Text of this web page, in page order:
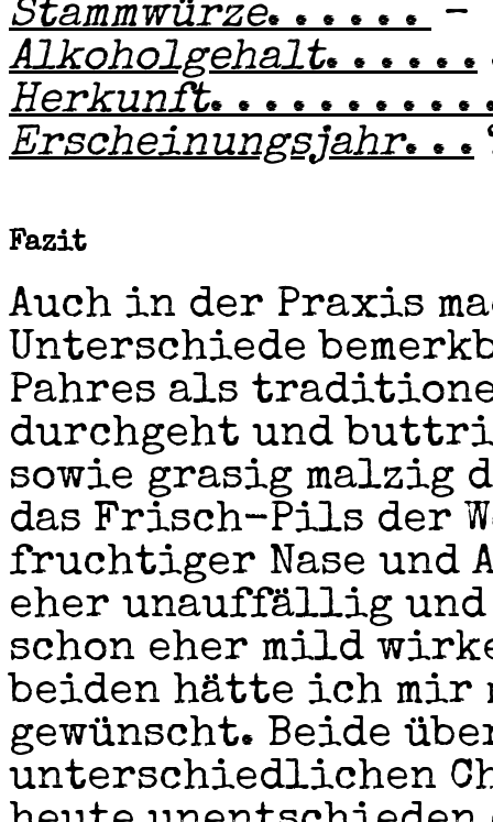
Stammwürze. . . . . . –
Alkoholgehalt. . . . . .
Herkunft. . . . . . . . . .
Erscheinungsjahr. . .
Fazit
Auch in der Praxis
Unterschiede
Pahres als
durchgeht und
sowie grasig malzig
das Frisch-Pils der
fruchtiger Nase und
eher unauffällig und
schon eher mild
beiden hätte ich
gewünscht. Beide
unterschiedlichen